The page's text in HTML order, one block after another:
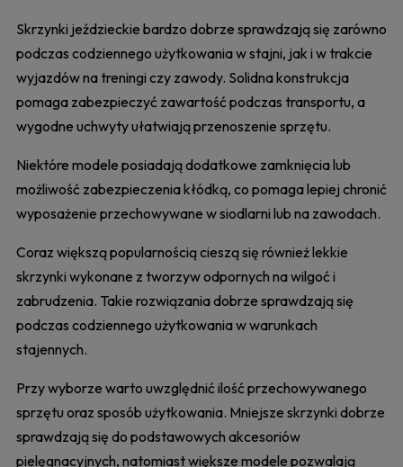
Skrzynki jeździeckie bardzo dobrze sprawdzają się zarówno
podczas codziennego użytkowania w stajni, jak i w trakcie
wyjazdów na treningi czy zawody. Solidna konstrukcja
pomaga zabezpieczyć zawartość podczas transportu, a
wygodne uchwyty ułatwiają przenoszenie sprzętu.
Niektóre modele posiadają dodatkowe zamknięcia lub
możliwość zabezpieczenia kłódką, co pomaga lepiej chronić
wyposażenie przechowywane w siodlarni lub na zawodach.
Coraz większą popularnością cieszą się również lekkie
skrzynki wykonane z tworzyw odpornych na wilgoć i
zabrudzenia. Takie rozwiązania dobrze sprawdzają się
podczas codziennego użytkowania w warunkach
stajennych.
Przy wyborze warto uwzględnić ilość przechowywanego
sprzętu oraz sposób użytkowania. Mniejsze skrzynki dobrze
sprawdzają się do podstawowych akcesoriów
pielęgnacyjnych, natomiast większe modele pozwalają